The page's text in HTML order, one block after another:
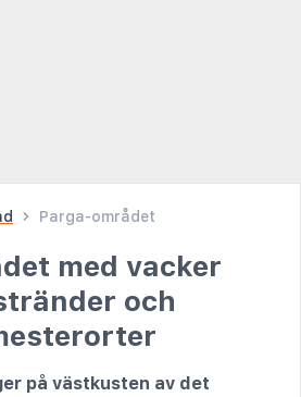
Parga-området
med vacker
och
på västkusten av det